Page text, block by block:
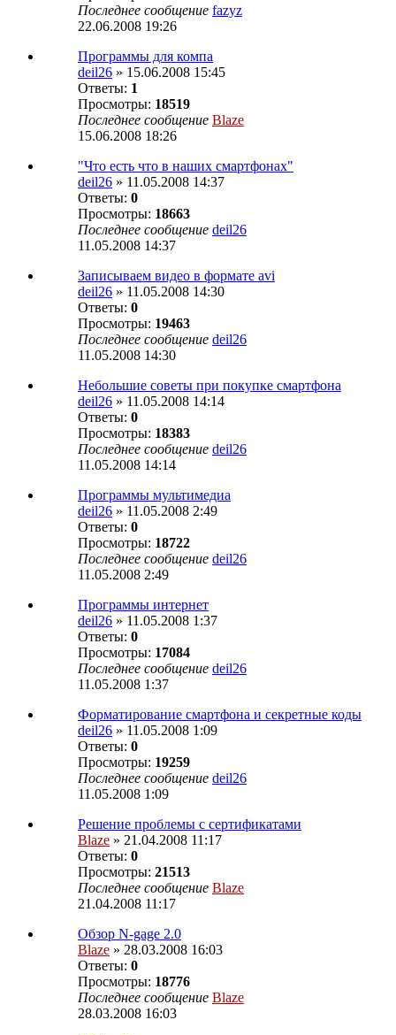
Последнее сообщение fazyz
22.06.2008 19:26
Программы для компа
deil26 » 15.06.2008 15:45
Ответы: 1
Просмотры: 18519
Последнее сообщение Blaze
15.06.2008 18:26
"Что есть что в наших смартфонах"
deil26 » 11.05.2008 14:37
Ответы: 0
Просмотры: 18663
Последнее сообщение deil26
11.05.2008 14:37
Записываем видео в формате avi
deil26 » 11.05.2008 14:30
Ответы: 0
Просмотры: 19463
Последнее сообщение deil26
11.05.2008 14:30
Небольшие советы при покупке смартфона
deil26 » 11.05.2008 14:14
Ответы: 0
Просмотры: 18383
Последнее сообщение deil26
11.05.2008 14:14
Программы мультимедиа
deil26 » 11.05.2008 2:49
Ответы: 0
Просмотры: 18722
Последнее сообщение deil26
11.05.2008 2:49
Программы интернет
deil26 » 11.05.2008 1:37
Ответы: 0
Просмотры: 17084
Последнее сообщение deil26
11.05.2008 1:37
Форматирование смартфона и секретные коды
deil26 » 11.05.2008 1:09
Ответы: 0
Просмотры: 19259
Последнее сообщение deil26
11.05.2008 1:09
Решение проблемы с сертификатами
Blaze » 21.04.2008 11:17
Ответы: 0
Просмотры: 21513
Последнее сообщение Blaze
21.04.2008 11:17
Обзор N-gage 2.0
Blaze » 28.03.2008 16:03
Ответы: 0
Просмотры: 18776
Последнее сообщение Blaze
28.03.2008 16:03